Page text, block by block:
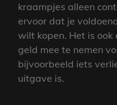
kraampjes alleen
ervoor dat je
wilt kopen. Het is
geld mee te nemen
bijvoorbeeld iets
uitgave is.